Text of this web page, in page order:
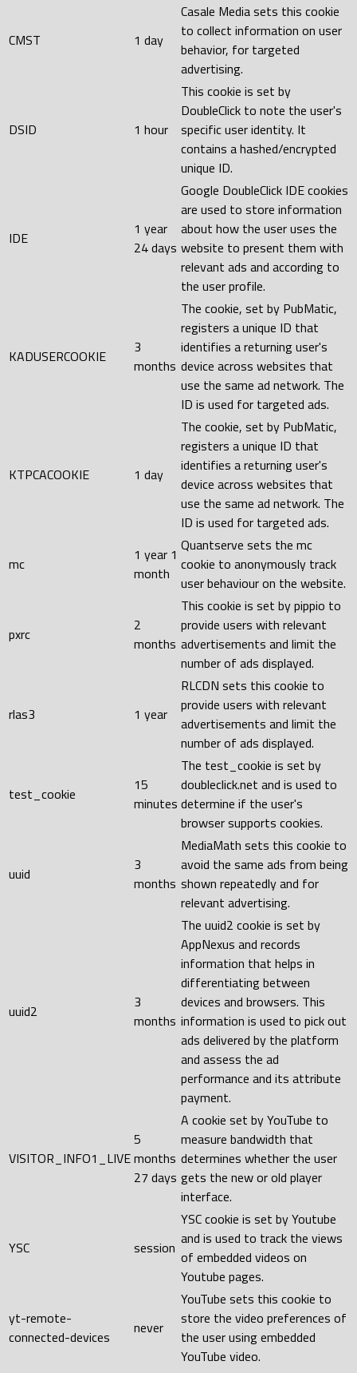
CMST 1 day
Casale Media sets this cookie
to collect information on user
behavior, for targeted
advertising.
DSID 1 hour
This cookie is set by
DoubleClick to note the user's
specific user identity. It
contains a hashed/encrypted
unique ID.
IDE
1 year
24 days
Google DoubleClick IDE cookies
are used to store information
about how the user uses the
website to present them with
relevant ads and according to
the user profile.
KADUSERCOOKIE
3
months
The cookie, set by PubMatic,
registers a unique ID that
identifies a returning user's
device across websites that
use the same ad network. The
ID is used for targeted ads.
KTPCACOOKIE 1 day
The cookie, set by PubMatic,
registers a unique ID that
identifies a returning user's
device across websites that
use the same ad network. The
ID is used for targeted ads.
mc
1 year 1
month
Quantserve sets the mc
cookie to anonymously track
user behaviour on the website.
pxrc
2
months
This cookie is set by pippio to
provide users with relevant
advertisements and limit the
number of ads displayed.
rlas3 1 year
RLCDN sets this cookie to
provide users with relevant
advertisements and limit the
number of ads displayed.
test_cookie
15
minutes
The test_cookie is set by
doubleclick.net and is used to
determine if the user's
browser supports cookies.
uuid
3
months
MediaMath sets this cookie to
avoid the same ads from being
shown repeatedly and for
relevant advertising.
uuid2
3
months
The uuid2 cookie is set by
AppNexus and records
information that helps in
differentiating between
devices and browsers. This
information is used to pick out
ads delivered by the platform
and assess the ad
performance and its attribute
payment.
VISITOR_INFO1_LIVE
5
months
27 days
A cookie set by YouTube to
measure bandwidth that
determines whether the user
gets the new or old player
interface.
YSC session
YSC cookie is set by Youtube
and is used to track the views
of embedded videos on
Youtube pages.
yt-remote-
connected-devices
never
YouTube sets this cookie to
store the video preferences of
the user using embedded
YouTube video.